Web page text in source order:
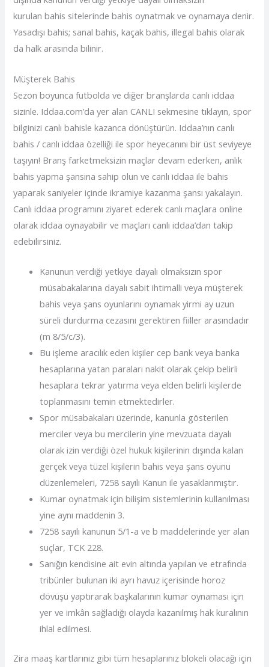
kurulan bahis sitelerinde bahis oynatmak ve oynamaya denir.
Yasadışı bahis; sanal bahis, kaçak bahis, illegal bahis olarak
da halk arasında bilinir.
Müşterek Bahis
Sezon boyunca futbolda ve diğer branşlarda canlı iddaa
sizinle. Iddaa.com’da yer alan CANLI sekmesine tıklayın, spor
bilginizi canlı bahisle kazanca dönüştürün. Iddaa’nın canlı
bahis / canlı iddaa özelliği ile spor heyecanını bir üst seviyeye
taşıyın! Branş farketmeksizin maçlar devam ederken, anlık
bahis yapma şansına sahip olun ve canlı iddaa ile bahis
yaparak saniyeler içinde ikramiye kazanma şansı yakalayın.
Canlı iddaa programını ziyaret ederek canlı maçlara online
olarak iddaa oynayabilir ve maçları canlı iddaa’dan takip
edebilirsiniz.
Kanunun verdiği yetkiye dayalı olmaksızın spor
müsabakalarına dayalı sabit ihtimalli veya müşterek
bahis veya şans oyunlarını oynamak yirmi ay uzun
süreli durdurma cezasını gerektiren fiiller arasındadır
(m 8/5/c/3).
Bu işleme aracılık eden kişiler cep bank veya banka
hesaplarına yatan paraları nakit olarak çekip belirli
hesaplara tekrar yatırma veya elden belirli kişilerde
toplanmasını temin etmektedirler.
Spor müsabakaları üzerinde, kanunla gösterilen
merciler veya bu mercilerin yine mevzuata dayalı
olarak izin verdiği özel hukuk kişilerinin dışında kalan
gerçek veya tüzel kişilerin bahis veya şans oyunu
düzenlemeleri, 7258 sayılı Kanun ile yasaklanmıştır.
Kumar oynatmak için bilişim sistemlerinin kullanılması
yine aynı maddenin 3.
7258 sayılı kanunun 5/1-a ve b maddelerinde yer alan
suçlar, TCK 228.
Sanığın kendisine ait evin altında yapılan ve etrafında
tribünler bulunan iki ayrı havuz içerisinde horoz
dövüşü yaptırarak başkalarının kumar oynaması için
yer ve imkân sağladığı olayda kazanılmış hak kuralının
ihlal edilmesi.
Zira maaş kartlarınız gibi tüm hesaplarınız blokeli olacağı için